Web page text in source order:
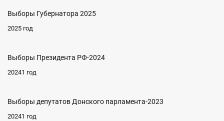
Выборы Губернатора 2025
2025 год
Выборы Президента РФ-2024
20241 год
Выборы депутатов Донского парламента-2023
20241 год